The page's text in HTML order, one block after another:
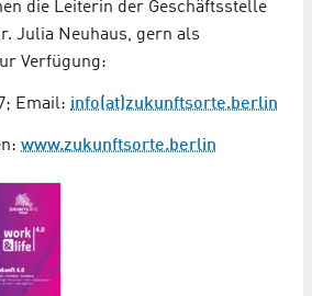
die Leiterin der Geschäftsstelle
Julia Neuhaus, gern als
Verfügung:
Email: info(at)zukunftsorte.berlin
www.zukunftsorte.berlin